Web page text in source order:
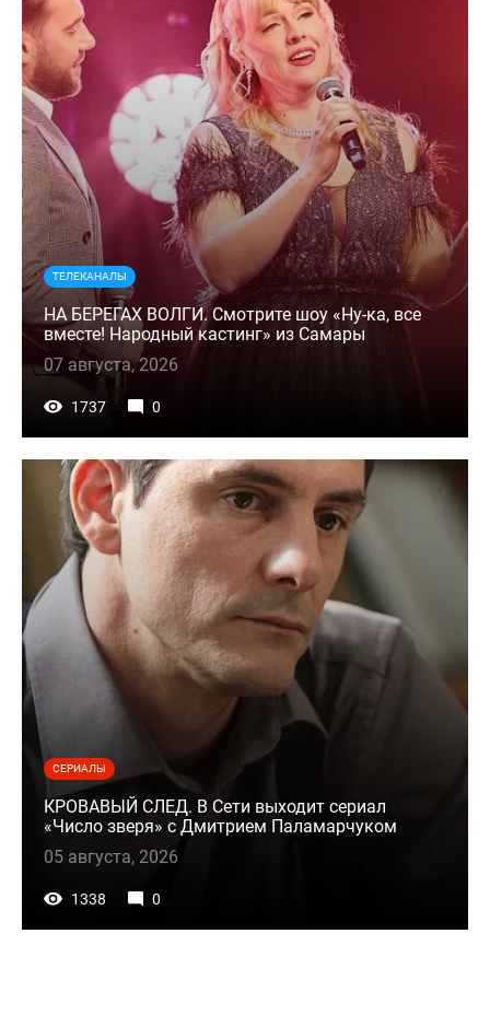
ТЕЛЕКАНАЛЫ
НА БЕРЕГАХ ВОЛГИ. Смотрите шоу «Ну-ка, все
вместе! Народный кастинг» из Самары
07 августа, 2026
1737 0
СЕРИАЛЫ
КРОВАВЫЙ СЛЕД. В Сети выходит сериал
«Число зверя» с Дмитрием Паламарчуком
05 августа, 2026
1338 0